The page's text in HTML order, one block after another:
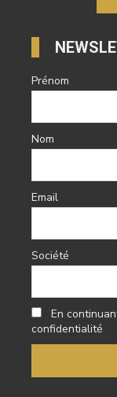
Prénom
Nom
Email
Société
En
confidentialité